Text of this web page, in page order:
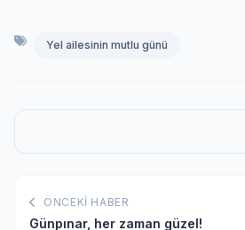
Yel ailesinin mutlu günü
ÖNCEKI HABER
Günpınar, her zaman güzel!